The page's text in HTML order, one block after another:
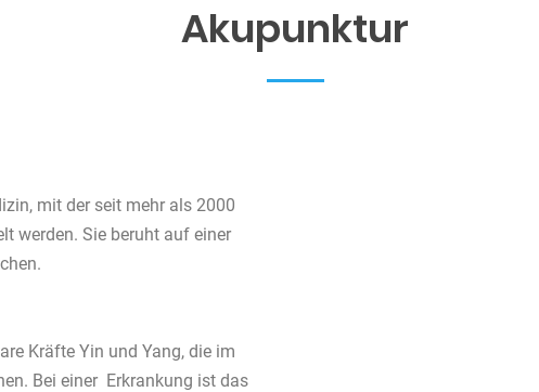
Akupunktur
mit der seit mehr als 2000
werden. Sie beruht auf einer
Kräfte Yin und Yang, die im
Bei einer Erkrankung ist das